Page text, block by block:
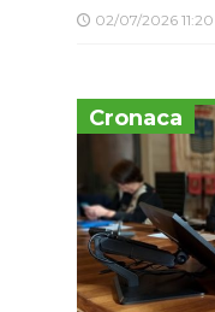
02/07/2026 11:20
Cronaca